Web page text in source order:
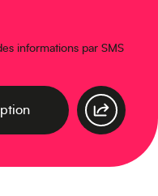
informations par SMS